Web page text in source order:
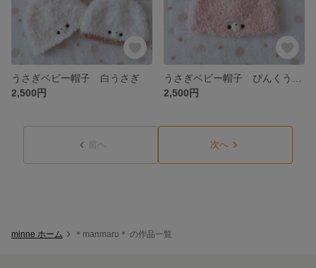
うさぎベビー帽子 白うさぎ
2,500円
2,500円
前へ 次へ
minne ホーム ＊manmaru＊ の作品一覧